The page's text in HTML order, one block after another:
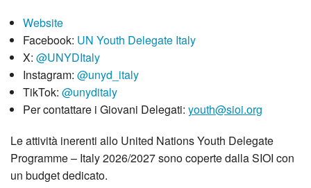
Website
Facebook: UN Youth Delegate Italy
X: @UNYDItaly
Instagram: @unyd_italy
TikTok: @unyditaly
Per contattare i Giovani Delegati: youth@sioi.org
Le attività inerenti allo United Nations Youth Delegate
Programme – Italy 2026/2027 sono coperte dalla SIOI con
un budget dedicato.